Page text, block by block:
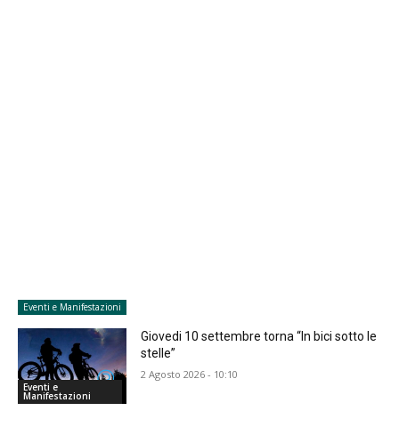
Eventi e Manifestazioni
Eventi e
Manifestazioni
Giovedi 10 settembre torna “In bici sotto le
stelle”
2 Agosto 2026 - 10:10